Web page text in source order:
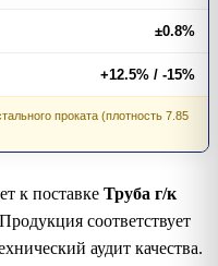
±0.8%
+12.5% / -15%
проката (плотность 7.85
к поставке Труба г/к
соответствует
аудит качества.